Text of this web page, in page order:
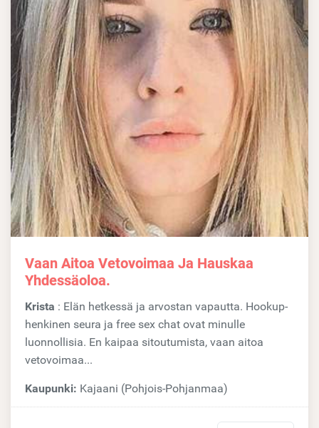
Vaan Aitoa Vetovoimaa Ja Hauskaa
Yhdessäoloa.
Krista : Elän hetkessä ja arvostan vapautta. Hookup-
henkinen seura ja free sex chat ovat minulle
luonnollisia. En kaipaa sitoutumista, vaan aitoa
vetovoimaa...
Kaupunki: Kajaani (Pohjois-Pohjanmaa)